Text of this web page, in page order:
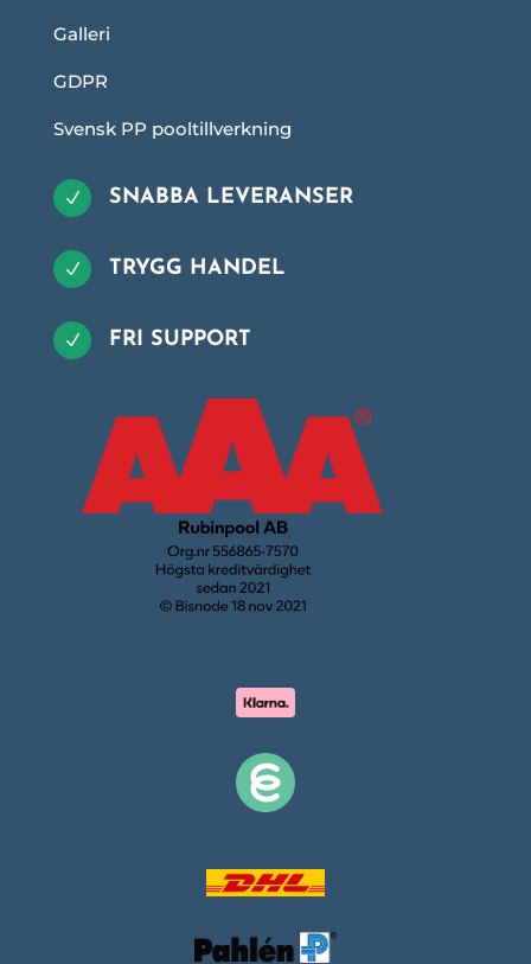
Galleri
GDPR
Svensk PP pooltillverkning
N SNABBA LEVERANSER
N TRYGG HANDEL
N FRI SUPPORT